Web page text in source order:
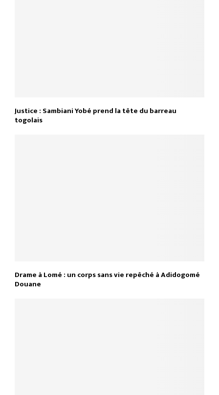
Justice : Sambiani Yobé prend la tête du barreau
togolais
Drame à Lomé : un corps sans vie repêché à Adidogomé
Douane